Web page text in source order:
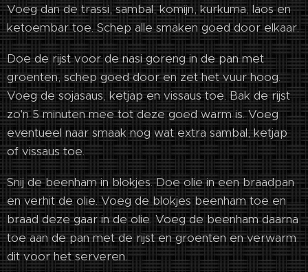
Voeg dan de trassi, sambal, komijn, kurkuma, laos en
ketoembar toe. Schep alle smaken goed door elkaar.
Doe de rijst voor de nasi goreng in de pan met
groenten, schep goed door en zet het vuur hoog.
Voeg de sojasaus, ketjap en vissaus toe. Bak de rijst
zo'n 5 minuten mee tot deze goed warm is. Voeg
eventueel naar smaak nog wat extra sambal, ketjap
of vissaus toe.
Snij de beenham in blokjes. Doe olie in een braadpan
en verhit de olie. Voeg de blokjes beenham toe en
braad deze gaar in de olie. Voeg de beenham daarna
toe aan de pan met de rijst en groenten en verwarm
dit voor het serveren.